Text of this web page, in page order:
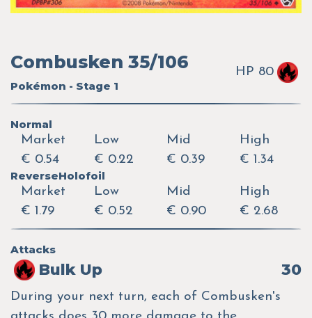
Combusken 35/106
Pokémon - Stage 1
HP 80
Normal
Market
€ 0.54
Low
€ 0.22
Mid
€ 0.39
High
€ 1.34
ReverseHolofoil
Market
€ 1.79
Low
€ 0.52
Mid
€ 0.90
High
€ 2.68
Attacks
Bulk Up 30
During your next turn, each of Combusken's